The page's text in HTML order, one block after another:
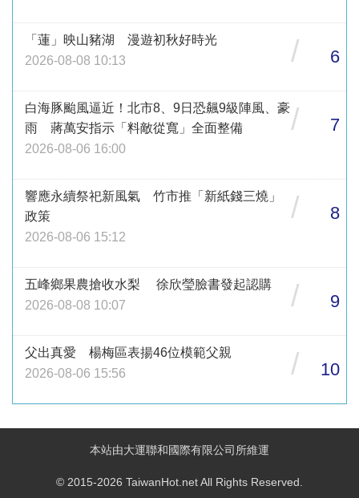
「蓮」映山豬湖 漫遊初秋好時光
2026-08-08 10:13
/ 6
白海豚颱風逼近！北市8、9日恐飆9級陣風、豪
雨 蔣萬安指示「料敵從寬」全面整備
2026-08-06 16:00
/ 7
響應永續祭祀新風氣 竹市推「新紙錢三燒」
政策
2026-08-06 15:12
/ 8
五峰鄉果農搶收水梨 徐欣瑩臉書發起認購
2026-08-08 10:07
/ 9
父出真愛 楊梅區表揚46位模範父親
2026-08-06 15:56
/ 10
本站由大運聯和國際有限公司所維運
© 2015-2026 TaiwanHot.net All Rights Reserved.